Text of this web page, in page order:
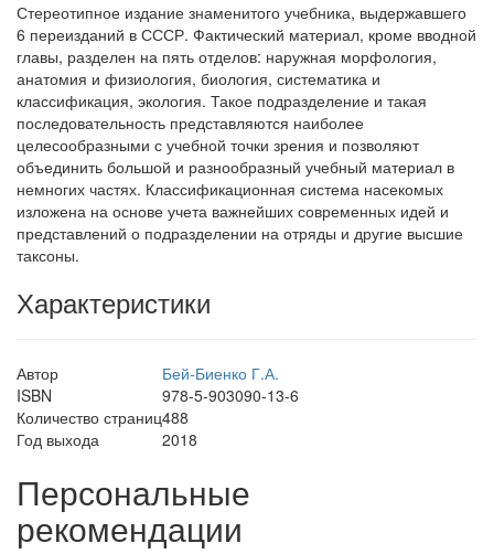
Стереотипное издание знаменитого учебника, выдержавшего
6 переизданий в СССР. Фактический материал, кроме вводной
главы, разделен на пять отделов: наружная морфология,
анатомия и физиология, биология, систематика и
классификация, экология. Такое подразделение и такая
последовательность представляются наиболее
целесообразными с учебной точки зрения и позволяют
объединить большой и разнообразный учебный материал в
немногих частях. Классификационная система насекомых
изложена на основе учета важнейших современных идей и
представлений о подразделении на отряды и другие высшие
таксоны.
Характеристики
Автор
Бей-Биенко Г.А.
ISBN
978-5-903090-13-6
Количество страниц488
Год выхода
2018
Персональные
рекомендации